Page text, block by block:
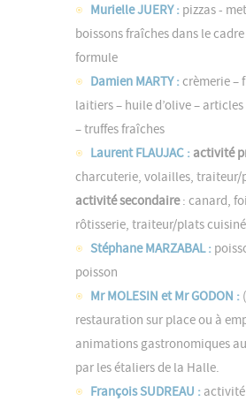
Murielle JUERY :pizzas -
boissons fraîches dans le
formule
Damien MARTY :crèmerie –
laitiers – huile d’olive –
– truffes fraîches
Laurent FLAUJAC :activité
charcuterie, volailles, traiteur/
activité secondaire: canard,
rôtisserie, traiteur/plats
Stéphane MARZABAL :
poisson
Mr MOLESIN et Mr GODON :
restauration sur place ou à
animations gastronomiques
par les étaliers de la Halle.
François SUDREAU :